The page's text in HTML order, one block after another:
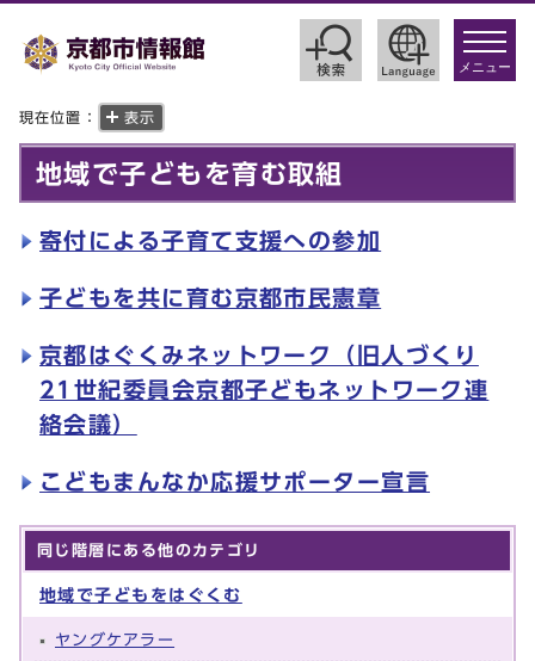
toggle
メニュー
現在位置： 表示
地域で子どもを育む取組
寄付による子育て支援への参加
子どもを共に育む京都市民憲章
京都はぐくみネットワーク（旧人づくり
21世紀委員会京都子どもネットワーク連
絡会議）
こどもまんなか応援サポーター宣言
同じ階層にある他のカテゴリ
地域で子どもをはぐくむ
ヤングケアラー